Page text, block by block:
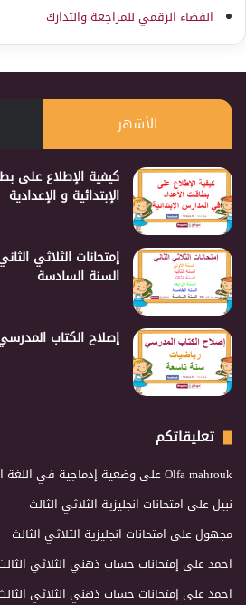
الفضاء الرقمي للمراجعة والتدارك
الأشهر
كيفية الإطلاع على
الإبتدائية و الإعدادية
إمتحانات الثلاثي
السنة السادسة
إصلاح الكتاب
تعليقاتكم
Olfa mahroukعلى وضعية إدماجية في اللغة
نبيلعلى امتحانات انجليزية الثلاثي الثالث
مجهولعلى امتحانات انجليزية الثلاثي الثالث
احمدعلى إمتحانات حساب ذهني الثلاثي
احمدعلى إمتحانات حساب ذهني الثلاثي